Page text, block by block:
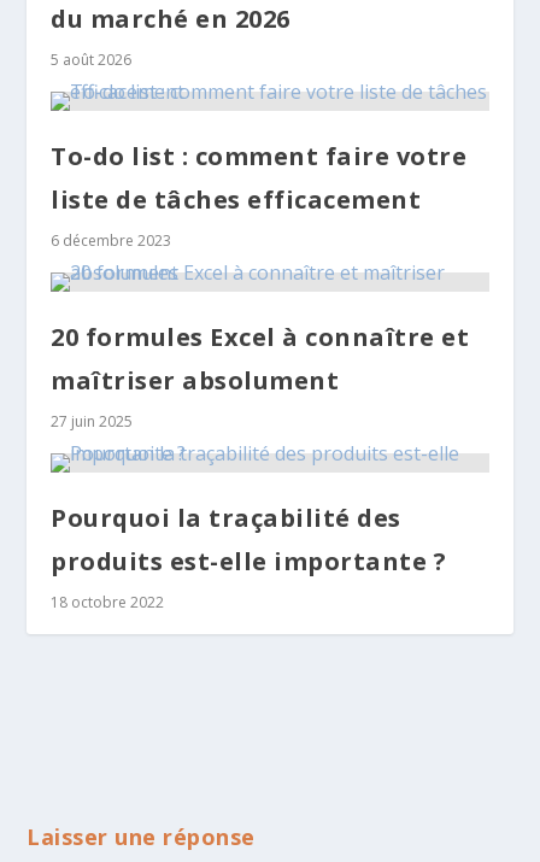
du marché en 2026
5 août 2026
To-do list : comment faire votre
liste de tâches efficacement
6 décembre 2023
20 formules Excel à connaître et
maîtriser absolument
27 juin 2025
Pourquoi la traçabilité des
produits est-elle importante ?
18 octobre 2022
Laisser une réponse